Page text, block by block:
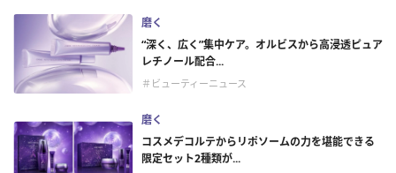
磨く
“深く、広く”集中ケア。オルビスから高浸透ピュア
レチノール配合...
＃ビューティーニュース
磨く
コスメデコルテからリポソームの力を堪能できる
限定セット2種類が...